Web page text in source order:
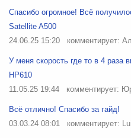
Спасибо огромное! Всё
Satellite A500
24.06.25 15:20 комментирует:
У меня скорость где то в 4 раза
HP610
11.05.25 19:44 комментирует:
Всё отлично! Спасибо за гайд!
03.03.24 08:01
комментирует: